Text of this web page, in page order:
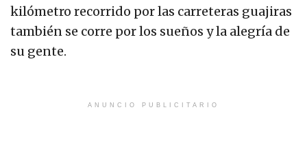
kilómetro recorrido por las carreteras guajiras
también se corre por los sueños y la alegría de
su gente.
ANUNCIO PUBLICITARIO